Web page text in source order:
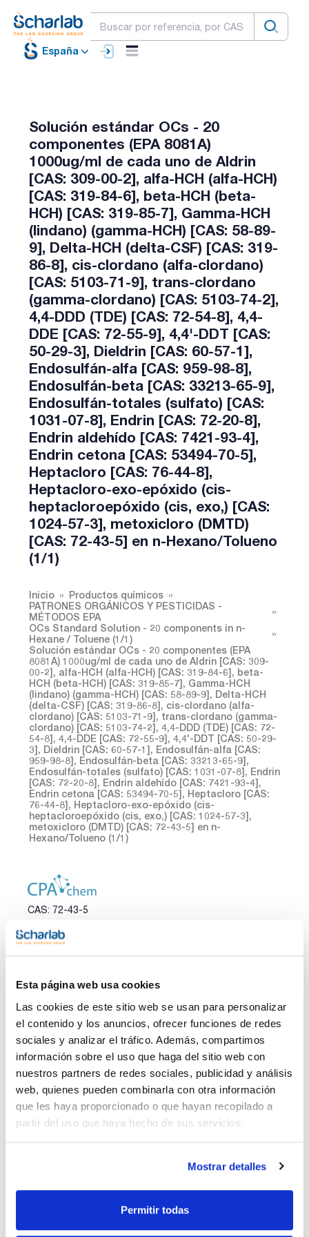
Esta página web usa cookies
Las cookies de este sitio web se usan para personalizar
el contenido y los anuncios, ofrecer funciones de redes
sociales y analizar el tráfico. Además, compartimos
información sobre el uso que haga del sitio web con
nuestros partners de redes sociales, publicidad y análisis
web, quienes pueden combinarla con otra información
que les haya proporcionado o que hayan recopilado a
partir del uso que haya hecho de sus servicios.
Mostrar detalles
Permitir todas
España
Solución estándar OCs - 20
componentes (EPA 8081A)
1000ug/ml de cada uno de Aldrin
[CAS: 309-00-2], alfa-HCH (alfa-HCH)
[CAS: 319-84-6], beta-HCH (beta-
HCH) [CAS: 319-85-7], Gamma-HCH
(lindano) (gamma-HCH) [CAS: 58-89-
9], Delta-HCH (delta-CSF) [CAS: 319-
86-8], cis-clordano (alfa-clordano)
[CAS: 5103-71-9], trans-clordano
(gamma-clordano) [CAS: 5103-74-2],
4,4-DDD (TDE) [CAS: 72-54-8], 4,4-
DDE [CAS: 72-55-9], 4,4'-DDT [CAS:
50-29-3], Dieldrin [CAS: 60-57-1],
Endosulfán-alfa [CAS: 959-98-8],
Endosulfán-beta [CAS: 33213-65-9],
Endosulfán-totales (sulfato) [CAS:
1031-07-8], Endrin [CAS: 72-20-8],
Endrin aldehído [CAS: 7421-93-4],
Endrin cetona [CAS: 53494-70-5],
Heptacloro [CAS: 76-44-8],
Heptacloro-exo-epóxido (cis-
heptacloroepóxido (cis, exo,) [CAS:
1024-57-3], metoxicloro (DMTD)
[CAS: 72-43-5] en n-Hexano/Tolueno
(1/1)
Inicio
Productos químicos
PATRONES ORGÁNICOS Y PESTICIDAS -
MÉTODOS EPA
OCs Standard Solution - 20 components in n-
Hexane / Toluene (1/1)
Solución estándar OCs - 20 componentes (EPA
8081A) 1000ug/ml de cada uno de Aldrin [CAS: 309-
00-2], alfa-HCH (alfa-HCH) [CAS: 319-84-6], beta-
HCH (beta-HCH) [CAS: 319-85-7], Gamma-HCH
(lindano) (gamma-HCH) [CAS: 58-89-9], Delta-HCH
(delta-CSF) [CAS: 319-86-8], cis-clordano (alfa-
clordano) [CAS: 5103-71-9], trans-clordano (gamma-
clordano) [CAS: 5103-74-2], 4,4-DDD (TDE) [CAS: 72-
54-8], 4,4-DDE [CAS: 72-55-9], 4,4'-DDT [CAS: 50-29-
3], Dieldrin [CAS: 60-57-1], Endosulfán-alfa [CAS:
959-98-8], Endosulfán-beta [CAS: 33213-65-9],
Endosulfán-totales (sulfato) [CAS: 1031-07-8], Endrin
[CAS: 72-20-8], Endrin aldehído [CAS: 7421-93-4],
Endrin cetona [CAS: 53494-70-5], Heptacloro [CAS:
76-44-8], Heptacloro-exo-epóxido (cis-
heptacloroepóxido (cis, exo,) [CAS: 1024-57-3],
metoxicloro (DMTD) [CAS: 72-43-5] en n-
Hexano/Tolueno (1/1)
CAS: 72-43-5
Envase Referencia Disponibilidad
x1ml CPAF868651
Consulte la
disponibilidad
Comprar
Imprimir ficha de
producto
Características
Disolvente : n-Hexane / Toluene (1/1)
Envase : Ampoule
Method: Organochlorine pesticides by GC. Method 8081 is
used to determine the concentrations of various
matrices, using fused-silica, open-tubular, capillary columns
with electron capture detectors (ECD).
Aldrin 1000ug/ml [309-00-2]